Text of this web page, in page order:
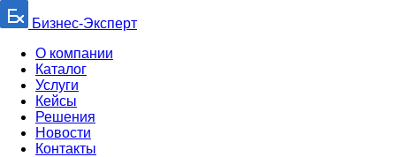
Бизнес-Эксперт
О компании
Каталог
Услуги
Кейсы
Решения
Новости
Контакты